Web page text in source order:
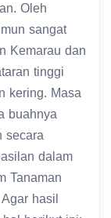
Oleh
sangat
Kemarau dan
tinggi
kering. Masa
buahnya
secara
dalam
Tanaman
hasil